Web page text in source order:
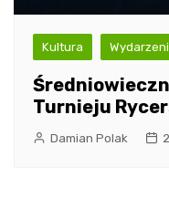
Kultura
Turnieju
Damian Polak